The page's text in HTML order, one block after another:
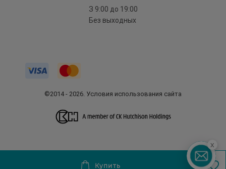
З 9:00 до 19:00
Без выходных
©2014 - 2026. Условия использования сайта
x